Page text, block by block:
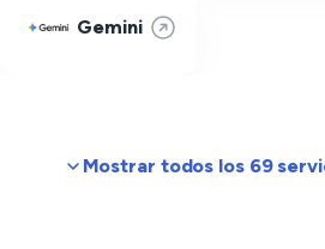
Gemini
Mostrar todos los 69